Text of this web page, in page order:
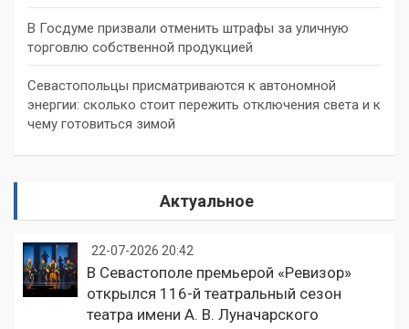
В Госдуме призвали отменить штрафы за уличную
торговлю собственной продукцией
Севастопольцы присматриваются к автономной
энергии: сколько стоит пережить отключения света и к
чему готовиться зимой
Актуальное
22-07-2026 20:42
В Севастополе премьерой «Ревизор»
открылся 116-й театральный сезон
театра имени А. В. Луначарского